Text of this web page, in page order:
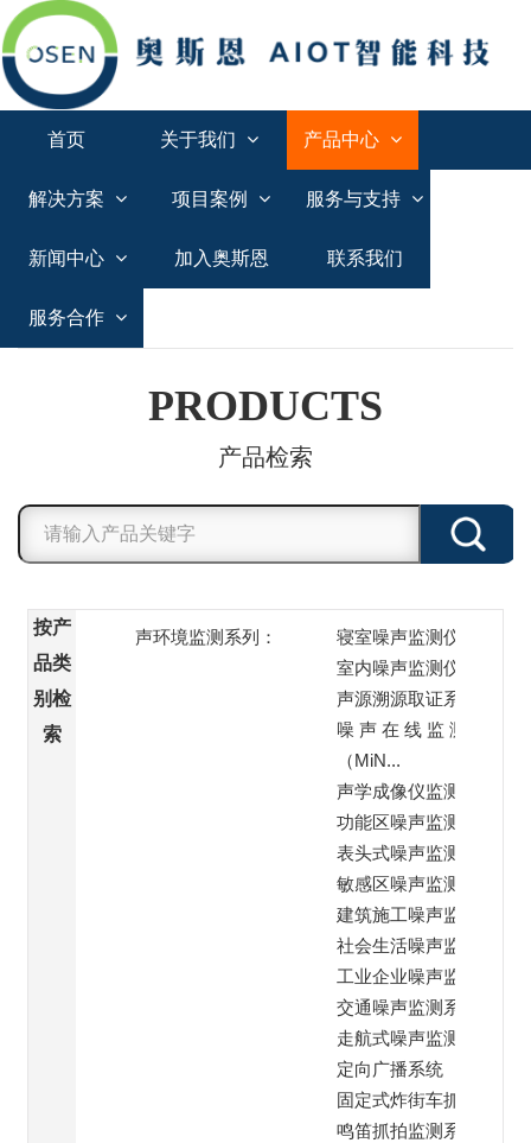
首页 关于我们 产品中心
解决方案 项目案例 服务与支持
新闻中心 加入奥斯恩 联系我们
服务合作
PRODUCTS
产品检索
按产
品类
别检
索
声环境监测系列：
寝室噪声监测仪
室内噪声监测仪
声源溯源取证系统
噪 声 在 线 监 测 站
（MiN...
声学成像仪监测
功能区噪声监测子站
表头式噪声监测仪
敏感区噪声监测系统
建筑施工噪声监测系统
社会生活噪声监测系统
工业企业噪声监测系统
交通噪声监测系统
走航式噪声监测系统
定向广播系统
固定式炸街车抓拍系统
鸣笛抓拍监测系统